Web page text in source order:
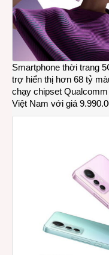
Smartphone thời trang
trợ hiển thị hơn 68 tỷ
chạy chipset
Việt Nam với giá